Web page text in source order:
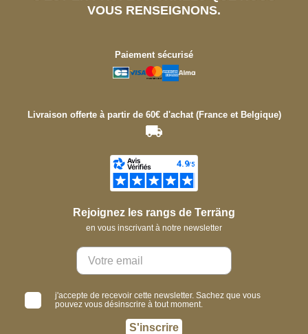
VOUS RENSEIGNONS.
Paiement sécurisé
Livraison offerte à partir de 60€ d'achat (France et Belgique)
Rejoignez les rangs de Terräng
en vous inscrivant à notre newsletter
j'accepte de recevoir cette newsletter. Sachez que vous
pouvez vous désinscrire à tout moment.
S'inscrire